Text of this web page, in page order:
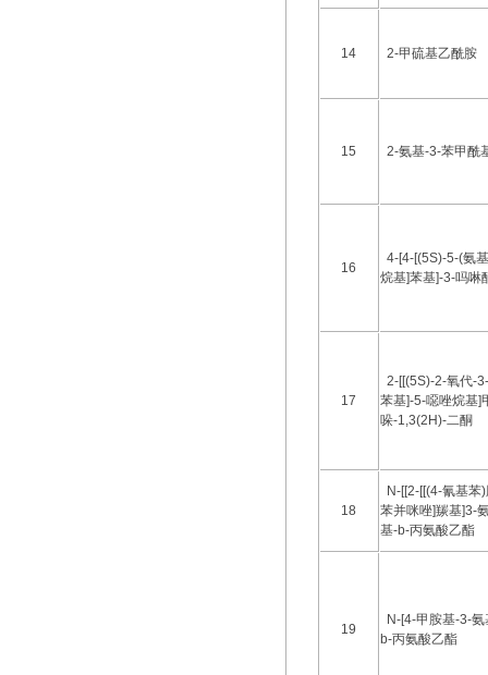
14 2-甲硫基乙酰胺
15 2-氨基-3-苯甲酰
16
4-[4-[(5S)-5-(氨
烷基]苯基]-3-吗啉
17
2-[[(5S)-2-氧代-
苯基]-5-噁唑烷基]
哚-1,3(2H)-二酮
18
N-[[2-[[(4-氰基苯
苯并咪唑]羰基]3-
基-b-丙氨酸乙酯
19
N-[4-甲胺基-3-
b-丙氨酸乙酯